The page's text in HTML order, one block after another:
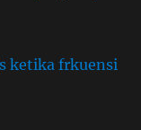
ketika frkuensi